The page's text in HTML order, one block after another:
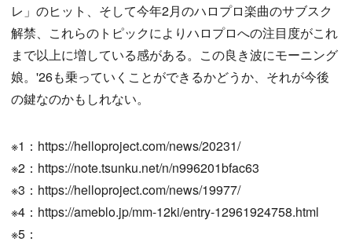
レ」のヒット、そして今年2月のハロプロ楽曲のサブスク
解禁、これらのトピックによりハロプロへの注目度がこれ
まで以上に増している感がある。この良き波にモーニング
娘。'26も乗っていくことができるかどうか、それが今後
の鍵なのかもしれない。
※1：https://helloproject.com/news/20231/
※2：https://note.tsunku.net/n/n996201bfac63
※3：https://helloproject.com/news/19977/
※4：https://ameblo.jp/mm-12ki/entry-12961924758.html
※5：